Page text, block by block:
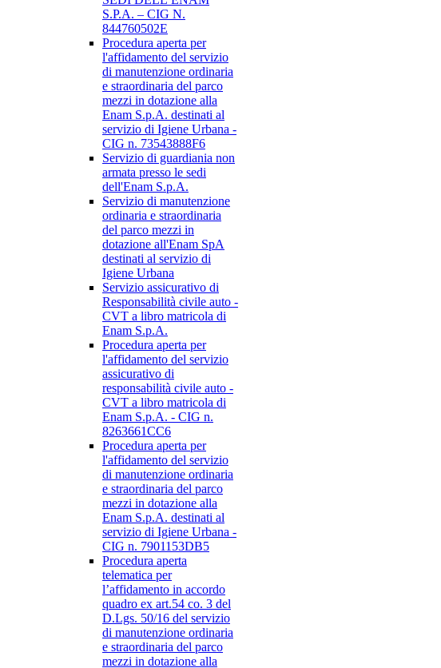
S.P.A. – CIG N.
844760502E
Procedura aperta per
l'affidamento del servizio
di manutenzione ordinaria
e straordinaria del parco
mezzi in dotazione alla
Enam S.p.A. destinati al
servizio di Igiene Urbana -
CIG n. 73543888F6
Servizio di guardiania non
armata presso le sedi
dell'Enam S.p.A.
Servizio di manutenzione
ordinaria e straordinaria
del parco mezzi in
dotazione all'Enam SpA
destinati al servizio di
Igiene Urbana
Servizio assicurativo di
Responsabilità civile auto -
CVT a libro matricola di
Enam S.p.A.
Procedura aperta per
l'affidamento del servizio
assicurativo di
responsabilità civile auto -
CVT a libro matricola di
Enam S.p.A. - CIG n.
8263661CC6
Procedura aperta per
l'affidamento del servizio
di manutenzione ordinaria
e straordinaria del parco
mezzi in dotazione alla
Enam S.p.A. destinati al
servizio di Igiene Urbana -
CIG n. 7901153DB5
Procedura aperta
telematica per
l’affidamento in accordo
quadro ex art.54 co. 3 del
D.Lgs. 50/16 del servizio
di manutenzione ordinaria
e straordinaria del parco
mezzi in dotazione alla